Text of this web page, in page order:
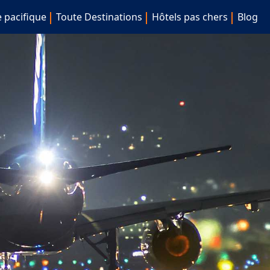
pacifique Toute Destinations Hôtels pas chers Blog